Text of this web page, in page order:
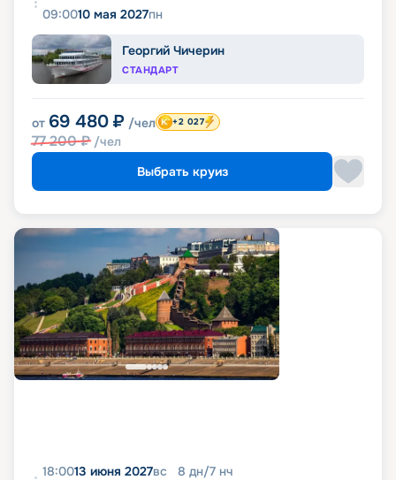
09:0010 мая 2027пн
Георгий Чичерин
СТАНДАРТ
от 69 480 ₽ /чел
77 200₽ /чел
+2 027
Выбрать круиз
18:0013 июня 2027вс 8 дн/7 нч